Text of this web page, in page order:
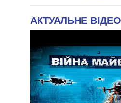
АКТУАЛЬНЕ ВІДЕО